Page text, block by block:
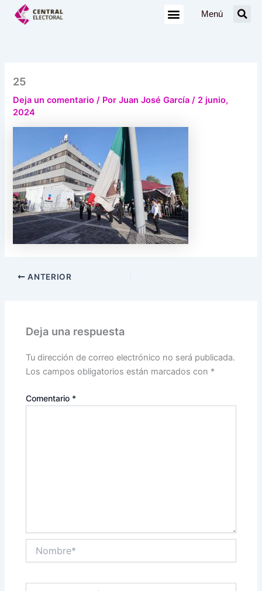
Menú
25
Deja un comentario / PorJuan José García/ 2 junio,
2024
ANTERIOR
Deja una respuesta
Tu dirección de correo electrónico no será publicada.
Los campos obligatorios están marcados con *
Comentario *